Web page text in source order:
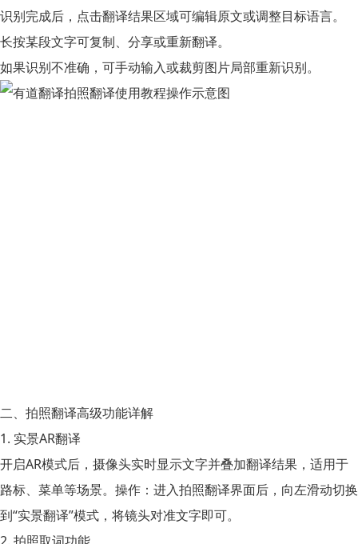
识别完成后，点击翻译结果区域可编辑原文或调整目标语言。
长按某段文字可复制、分享或重新翻译。
如果识别不准确，可手动输入或裁剪图片局部重新识别。
二、拍照翻译高级功能详解
1. 实景AR翻译
开启AR模式后，摄像头实时显示文字并叠加翻译结果，适用于
路标、菜单等场景。操作：进入拍照翻译界面后，向左滑动切换
到“实景翻译”模式，将镜头对准文字即可。